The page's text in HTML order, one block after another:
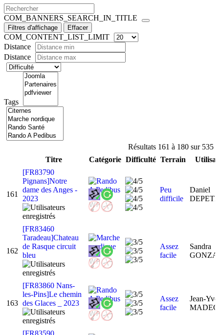
COM_BANNERS_SEARCH_IN_TITLE
Filtres d'affichage Effacer
COM_CONTENT_LIST_LIMIT
Distance
Distance
Tags
Résultats 161 à 180 sur 535
Titre
Catégorie Difficulté Terrain
161
[FR83790
Pignans]Notre
dame des Anges -
2023
Peu
difficile
Daniel
162
[FR83460
Taradeau]Chateau
de Rasque circuit
bleu
Assez
facile
Sandra
163
[FR83860 Nans-
les-Pins]Le chemin
des Glaces _ 2023
Assez
facile
Jean-
[FR83590